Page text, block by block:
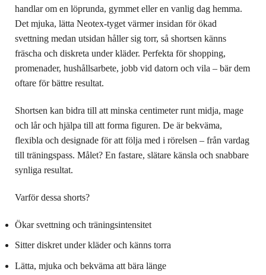
handlar om en löprunda, gymmet eller en vanlig dag hemma.
Det mjuka, lätta Neotex-tyget värmer insidan för ökad
svettning medan utsidan håller sig torr, så shortsen känns
fräscha och diskreta under kläder. Perfekta för shopping,
promenader, hushållsarbete, jobb vid datorn och vila – bär dem
oftare för bättre resultat.
Shortsen kan bidra till att minska centimeter runt midja, mage
och lår och hjälpa till att forma figuren. De är bekväma,
flexibla och designade för att följa med i rörelsen – från vardag
till träningspass. Målet? En fastare, slätare känsla och snabbare
synliga resultat.
Varför dessa shorts?
Ökar svettning och träningsintensitet
Sitter diskret under kläder och känns torra
Lätta, mjuka och bekväma att bära länge